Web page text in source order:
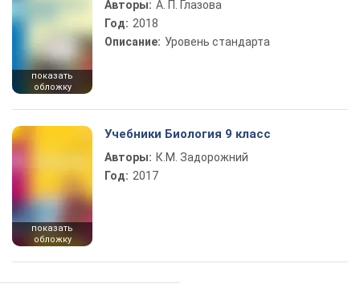
показать
обложку
Авторы: А. П. Глазова
Год: 2018
Описание: Уровень стандарта
показать
обложку
Учебники Биология 9 класс
Авторы: К.М. Задорожний
Год: 2017